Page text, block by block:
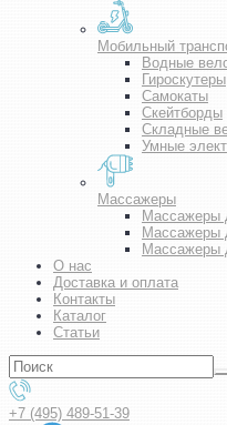
Мобильный
Водные
Гироскутеры
Самокаты
Скейтборды
Складные
Умные
Массажеры
Массажеры
Массажеры
Массажеры
О нас
Доставка и оплата
Контакты
Каталог
Статьи
+7 (495) 489-51-39